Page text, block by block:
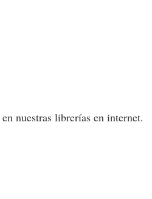
nuestras librerías en internet.